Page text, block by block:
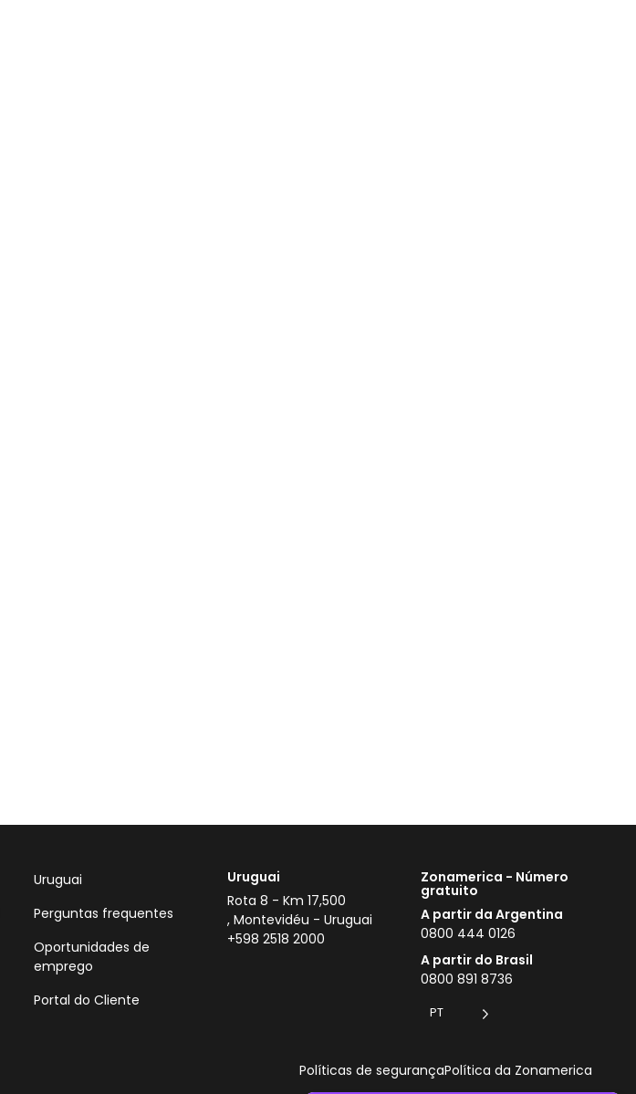
Uruguai
Perguntas frequentes
Oportunidades de
emprego
Portal do Cliente
Uruguai
Rota 8 - Km 17,500
, Montevidéu - Uruguai
+598 2518 2000
Zonamerica - Número
gratuito
A partir da Argentina
0800 444 0126
A partir do Brasil
0800 891 8736
PT
Políticas de segurançaPolítica da Zonamerica